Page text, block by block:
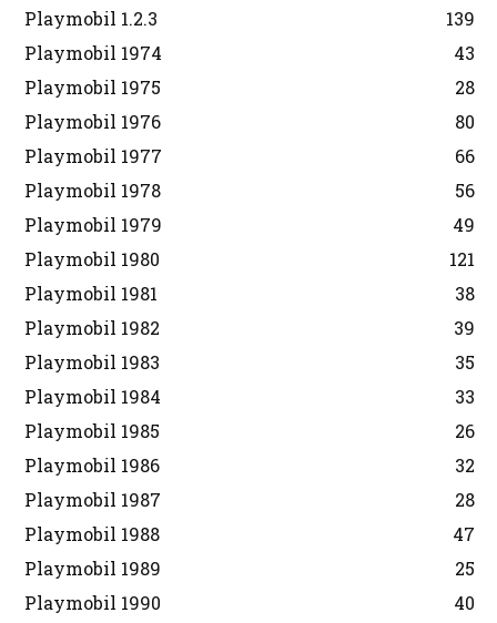
Playmobil 1.2.3
139
Playmobil 1974
43
Playmobil 1975
28
Playmobil 1976
80
Playmobil 1977
66
Playmobil 1978
56
Playmobil 1979
49
Playmobil 1980
121
Playmobil 1981
38
Playmobil 1982
39
Playmobil 1983
35
Playmobil 1984
33
Playmobil 1985
26
Playmobil 1986
32
Playmobil 1987
28
Playmobil 1988
47
Playmobil 1989
25
Playmobil 1990
40